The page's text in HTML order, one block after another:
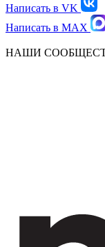
Написать в VK
Написать в MAX
НАШИ